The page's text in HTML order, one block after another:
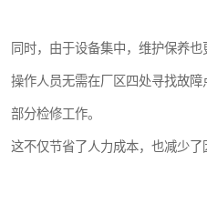
同时，由于设备集中，维护保养也
操作人员无需在厂区四处寻找故
部分检修工作。
这不仅节省了人力成本，也减少了